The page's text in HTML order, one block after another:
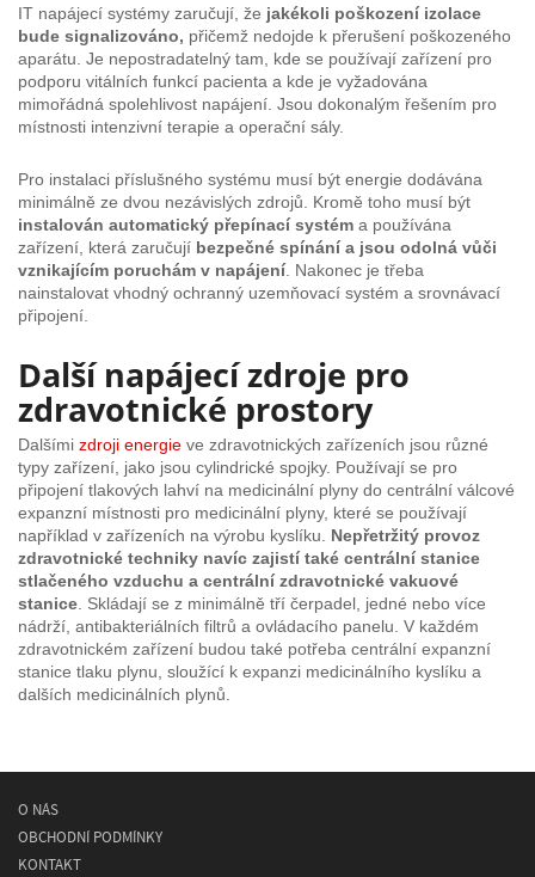
IT napájecí systémy zaručují, že jakékoli poškození izolace
bude signalizováno, přičemž nedojde k přerušení poškozeného
aparátu. Je nepostradatelný tam, kde se používají zařízení pro
podporu vitálních funkcí pacienta a kde je vyžadována
mimořádná spolehlivost napájení. Jsou dokonalým řešením pro
místnosti intenzivní terapie a operační sály.
Pro instalaci příslušného systému musí být energie dodávána
minimálně ze dvou nezávislých zdrojů. Kromě toho musí být
instalován automatický přepínací systém a používána
zařízení, která zaručují bezpečné spínání a jsou odolná vůči
vznikajícím poruchám v napájení . Nakonec je třeba
nainstalovat vhodný ochranný uzemňovací systém a srovnávací
připojení.
Další napájecí zdroje pro
zdravotnické prostory
Dalšími zdroji energie ve zdravotnických zařízeních jsou různé
typy zařízení, jako jsou cylindrické spojky. Používají se pro
připojení tlakových lahví na medicinální plyny do centrální válcové
expanzní místnosti pro medicinální plyny, které se používají
například v zařízeních na výrobu kyslíku. Nepřetržitý provoz
zdravotnické techniky navíc zajistí také centrální stanice
stlačeného vzduchu a centrální zdravotnické vakuové
stanice . Skládají se z minimálně tří čerpadel, jedné nebo více
nádrží, antibakteriálních filtrů a ovládacího panelu. V každém
zdravotnickém zařízení budou také potřeba centrální expanzní
stanice tlaku plynu, sloužící k expanzi medicinálního kyslíku a
dalších medicinálních plynů.
O NÁS
OBCHODNÍ PODMÍNKY
KONTAKT